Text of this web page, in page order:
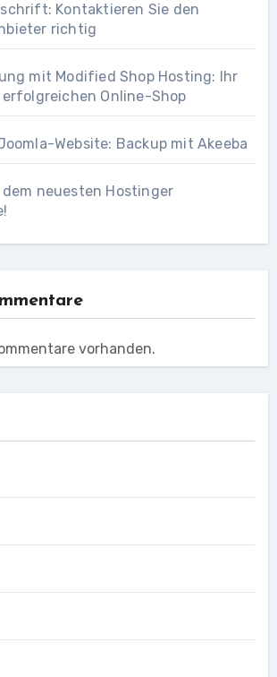
Kontaktieren Sie den
richtig
mit Modified Shop Hosting: Ihr
Online-Shop
Website: Backup mit Akeeba
neuesten Hostinger
vorhanden.